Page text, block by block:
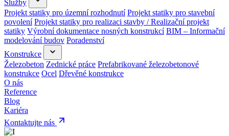
Služby
Projekt statiky pro územní rozhodnutí Projekt statiky pro stavební
povolení Projekt statiky pro realizaci stavby / Realizační projekt
statiky Výrobní dokumentace nosných konstrukcí BIM – Informační
modelování budov Poradenství
Konstrukce
Železobeton Zednické práce Prefabrikované železobetonové
konstrukce Ocel Dřevěné konstrukce
O nás
Reference
Blog
Kariéra
Kontaktujte nás